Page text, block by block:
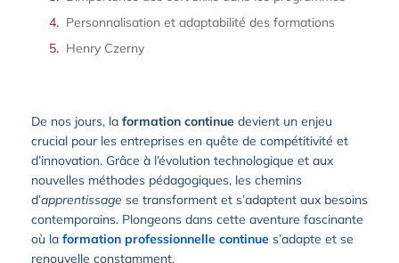
Personnalisation et adaptabilité des formations
Henry Czerny
De nos jours, la formation continue devient un enjeu
crucial pour les entreprises en quête de compétitivité et
d’innovation. Grâce à l’évolution technologique et aux
nouvelles méthodes pédagogiques, les chemins
d’apprentissage se transforment et s’adaptent aux besoins
contemporains. Plongeons dans cette aventure fascinante
où la formation professionnelle continue s’adapte et se
renouvelle constamment.